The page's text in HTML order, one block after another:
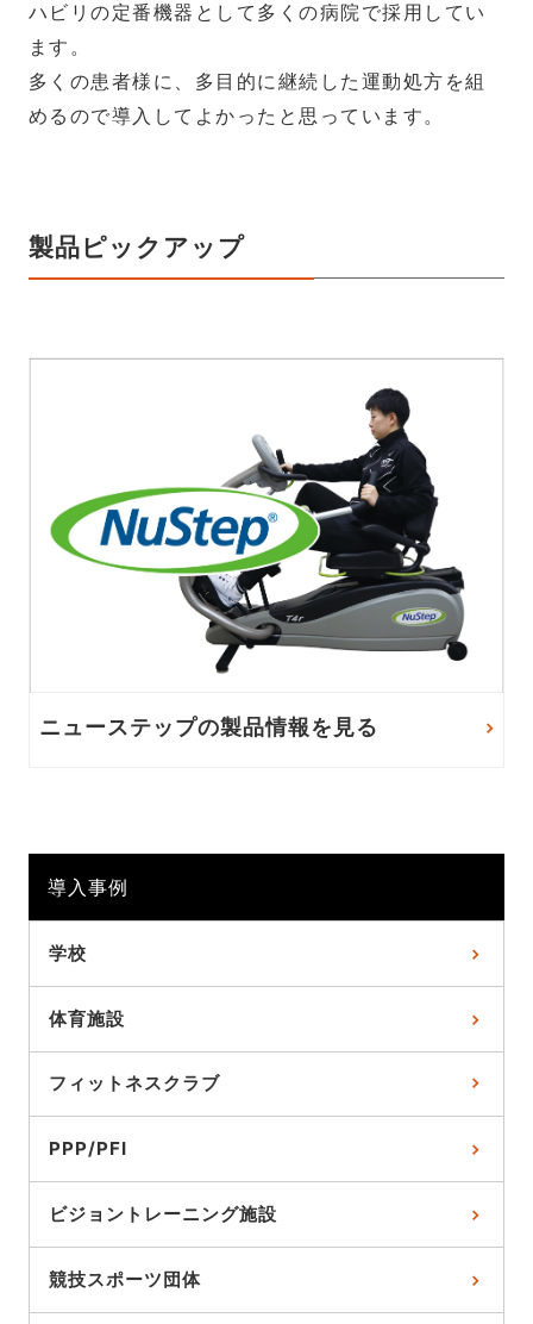
導入事例
学校
体育施設
フィットネスクラブ
PPP/PFI
ビジョントレーニング施設
競技スポーツ団体
ハビリの定番機器として多くの病院で採用してい
ます。
多くの患者様に、多目的に継続した運動処方を組
めるので導入してよかったと思っています。
製品ピックアップ
ニューステップの製品情報を見る